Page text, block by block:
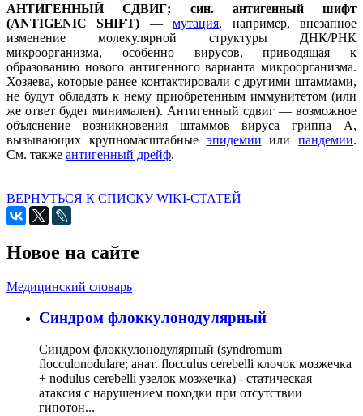
АНТИГЕННЫЙ СДВИГ; син. антигенный шифт
(ANTIGENIC SHIFT) —мутация, например, внезапное
изменение молекулярной структуры ДНК/РНК
микроорганизма, особенно вирусов, приводящая к
образованию нового антигенного варианта микроорганизма.
Хозяева, которые ранее контактировали с другими штаммами,
не будут обладать к нему приобретенным иммунитетом (или
же ответ будет минимален). Антигенный сдвиг — возможное
объяснение возникновения штаммов вируса гриппа А,
вызывающих крупномасштабные эпидемии или пандемии.
Cм. также антигенный дрейф.
ВЕРНУТЬСЯ К СПИСКУ WIKI-СТАТЕЙ
Новое на сайте
Медицинский словарь
Cиндром флоккулонодулярный
Синдром флоккулонодулярный (syndromum
flocculonodulare; анат. flocculus cerebelli клочок мозжечка
+ nodulus cerebelli узелок мозжечка) - статическая
атаксия с нарушением походки при отсутствии
гипотон...